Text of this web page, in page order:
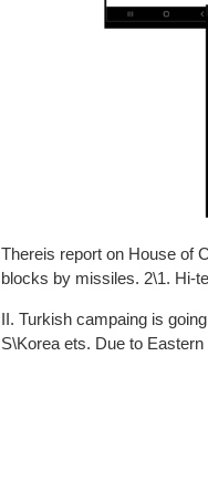
Thereis report on House of
blocks by missiles. 2\1. Hi-
II. Turkish campaing is
S\Korea ets. Due to